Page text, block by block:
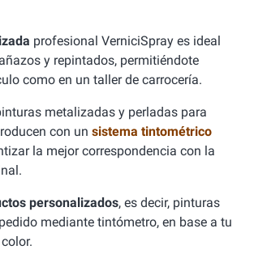
profesional VerniciSpray es ideal
y repintados, permitiéndote
como en un taller de carrocería.
metalizadas y perladas para
con un sistema tintométrico
la mejor correspondencia con la
personalizados, es decir, pinturas
mediante tintómetro, en base a tu